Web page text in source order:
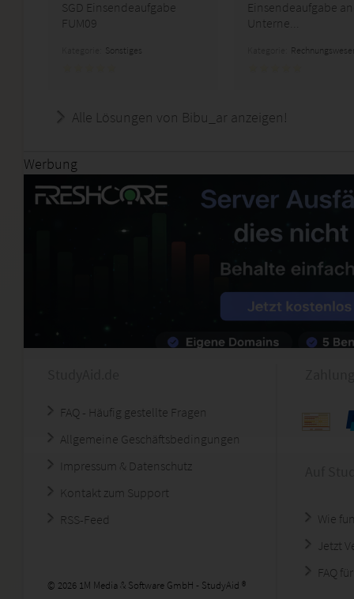
SGD Einsendeaufgabe
FUM09
Sonstiges
Einsendeaufgabe
Unterne...
Alle Lösungen von Bibu_ar anzeigen!
Werbung
FAQ - Häufig gestellte Fragen
Allgemeine Geschäftsbedingungen
Impressum & Datenschutz
Kontakt zum Support
RSS-Feed
© 2026 1M Media & Software GmbH - StudyAid ®
Wie
Jetzt
FAQ